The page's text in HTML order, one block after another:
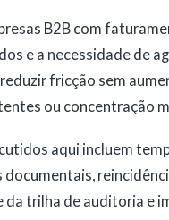
B2B com
e a necessidade de
fricção sem
ou concentração
aqui incluem
documentais,
da trilha de auditoria e